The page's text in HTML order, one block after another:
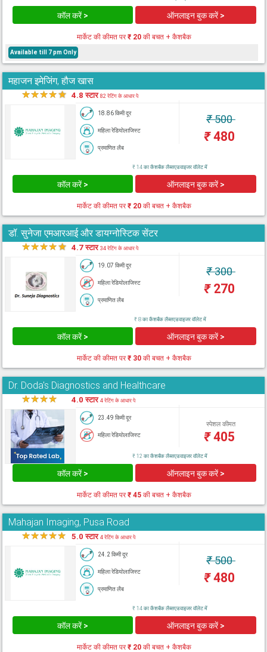
कॉल करें > ऑनलाइन बुक करें >
मार्केट की कीमत पर₹ 20 की बचत + कैशबैक
Available till 7 pm Only
महाजन इमेजिंग, हौज खास
★★★★★ 4.8 स्टार82 रेटिंग के आधार पे
18.86 किमी दूर
महिला रेडियोलाजिस्ट
प्रमाणित लैब
₹500
₹480
₹ 14 का कैशबैक लैब्सएडवाइजर वॉलेट में
कॉल करें > ऑनलाइन बुक करें >
मार्केट की कीमत पर₹ 20 की बचत + कैशबैक
डॉ. सुनेजा एमआरआई और डायग्नोस्टिक सेंटर
★★★★★ 4.7 स्टार34 रेटिंग के आधार पे
19.07 किमी दूर
महिला रेडियोलाजिस्ट
प्रमाणित लैब
₹300
₹270
₹ 8 का कैशबैक लैब्सएडवाइजर वॉलेट में
कॉल करें > ऑनलाइन बुक करें >
मार्केट की कीमत पर₹ 30 की बचत + कैशबैक
Dr. Doda's Diagnostics and Healthcare
★★★★ 4.0 स्टार4 रेटिंग के आधार पे
23.49 किमी दूर
महिला रेडियोलाजिस्ट
स्पेशल कीमत
₹405
₹ 12 का कैशबैक लैब्सएडवाइजर वॉलेट में
कॉल करें > ऑनलाइन बुक करें >
मार्केट की कीमत पर₹ 45 की बचत + कैशबैक
Mahajan Imaging, Pusa Road
★★★★★ 5.0 स्टार4 रेटिंग के आधार पे
24.2 किमी दूर
महिला रेडियोलाजिस्ट
प्रमाणित लैब
₹500
₹480
₹ 14 का कैशबैक लैब्सएडवाइजर वॉलेट में
कॉल करें > ऑनलाइन बुक करें >
मार्केट की कीमत पर₹ 20 की बचत + कैशबैक